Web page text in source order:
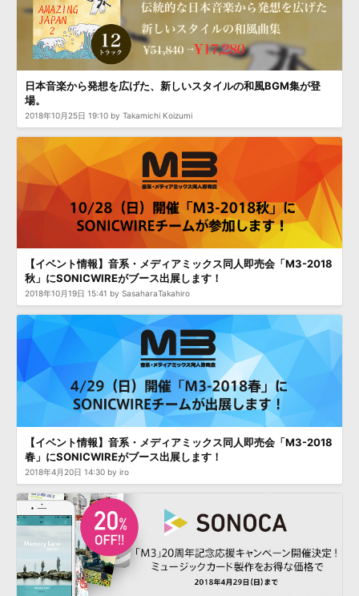
日本音楽から発想を広げた、新しいスタイルの和風BGM集が登
場。
2018年10月25日 19:10 by Takamichi Koizumi
【イベント情報】音系・メディアミックス同人即売会「M3-2018
秋」にSONICWIREがブース出展します！
2018年10月19日 15:41 by SasaharaTakahiro
【イベント情報】音系・メディアミックス同人即売会「M3-2018
春」にSONICWIREがブース出展します！
2018年4月20日 14:30 by iro